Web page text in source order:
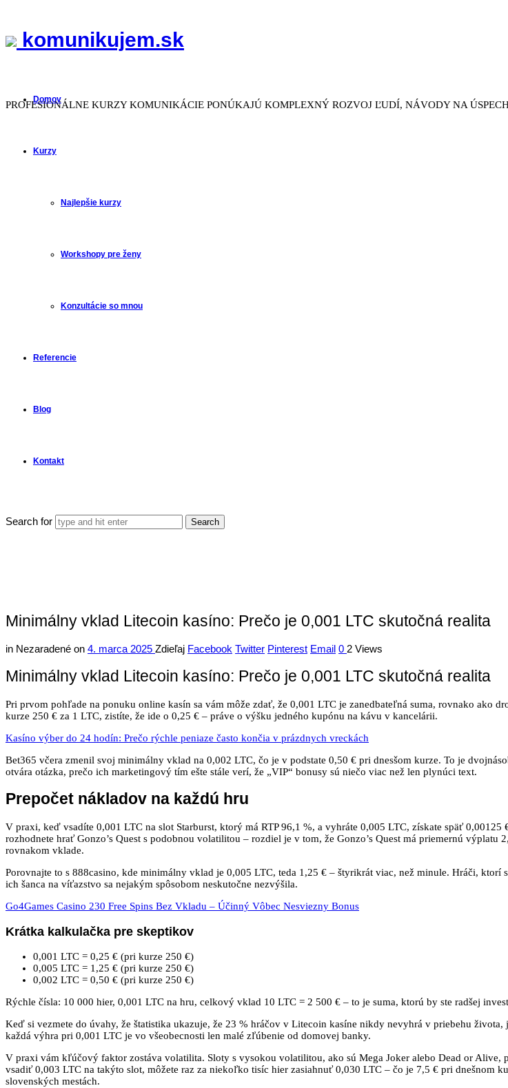
komunikujem.sk
komunikujem.sk
PROFESIONÁLNE KURZY KOMUNIKÁCIE PONÚKAJÚ KOMPLEXNÝ ROZVOJ ĽUDÍ, NÁVODY NA
Domov
Kurzy
Najlepšie kurzy
Workshopy pre ženy
Konzultácie so mnou
Referencie
Blog
Kontakt
Search for
Minimálny vklad Litecoin kasíno: Prečo je 0,001 LTC skutočná realita
in Nezaradené on 4. marca 2025 Zdieľaj Facebook Twitter Pinterest Email 0 2 Views
Minimálny vklad Litecoin kasíno: Prečo je 0,001 LTC skutočná realita
Pri prvom pohľade na ponuku online kasín sa vám môže zdať, že 0,001 LTC je zanedbateľná suma, rovnako ako
kurze 250 € za 1 LTC, zistíte, že ide o 0,25 € – práve o výšku jedného kupónu na kávu v kancelárii.
Kasíno výber do 24 hodín: Prečo rýchle peniaze často končia v prázdnych vreckách
Bet365 včera zmenil svoj minimálny vklad na 0,002 LTC, čo je v podstate 0,50 € pri dnesšom kurze. To je
otvára otázka, prečo ich marketingový tím ešte stále verí, že „VIP“ bonusy sú niečo viac než len plynúci text.
Prepočet nákladov na každú hru
V praxi, keď vsadíte 0,001 LTC na slot Starburst, ktorý má RTP 96,1 %, a vyhráte 0,005 LTC, získate späť 0,00125
rozhodnete hrať Gonzo’s Quest s podobnou volatilitou – rozdiel je v tom, že Gonzo’s Quest má priemernú výplatu
rovnakom vklade.
Porovnajte to s 888casino, kde minimálny vklad je 0,005 LTC, teda 1,25 € – štyrikrát viac, než minule. Hráči, ktorí
ich šanca na víťazstvo sa nejakým spôsobom neskutočne nezvýšila.
Go4Games Casino 230 Free Spins Bez Vkladu – Účinný Vôbec Nesviezny Bonus
Krátka kalkulačka pre skeptikov
0,001 LTC = 0,25 € (pri kurze 250 €)
0,005 LTC = 1,25 € (pri kurze 250 €)
0,002 LTC = 0,50 € (pri kurze 250 €)
Rýchle čísla: 10 000 hier, 0,001 LTC na hru, celkový vklad 10 LTC = 2 500 € – to je suma, ktorú by ste radšej
Keď si vezmete do úvahy, že štatistika ukazuje, že 23 % hráčov v Litecoin kasíne nikdy nevyhrá v priebehu
každá výhra pri 0,001 LTC je vo všeobecnosti len malé zľúbenie od domovej banky.
V praxi vám kľúčový faktor zostáva volatilita. Sloty s vysokou volatilitou, ako sú Mega Joker alebo Dead or Alive,
vsadiť 0,003 LTC na takýto slot, môžete raz za niekoľko tisíc hier zasiahnuť 0,030 LTC – čo je 7,5 € pri dnešnom
slovenských mestách.